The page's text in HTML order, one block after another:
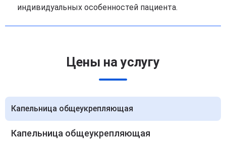
индивидуальных особенностей пациента.
Цены на услугу
Капельница общеукрепляющая
Капельница общеукрепляющая